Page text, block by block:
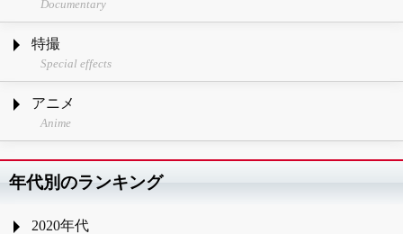
Documentary
特撮
Special effects
アニメ
Anime
年代別のランキング
2020年代